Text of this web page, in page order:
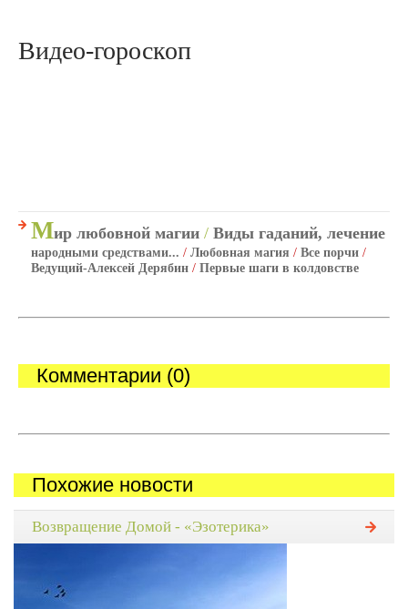
Видео-гороскоп
Мир любовной магии / Виды гаданий, лечение
народными средствами... / Любовная магия / Все порчи /
Ведущий-Алексей Дерябин / Первые шаги в колдовстве
Комментарии (0)
Похожие новости
Возвращение Домой - «Эзотерика»